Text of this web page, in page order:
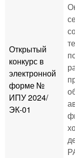
Открытый
конкурс в
электронной
форме №
ИПУ 2024/
ЭК-01